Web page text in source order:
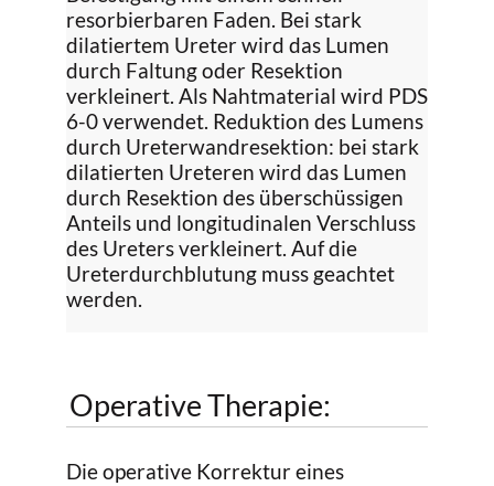
resorbierbaren Faden. Bei stark
dilatiertem Ureter wird das Lumen
durch Faltung oder Resektion
verkleinert. Als Nahtmaterial wird PDS
6-0 verwendet. Reduktion des Lumens
durch Ureterwandresektion: bei stark
dilatierten Ureteren wird das Lumen
durch Resektion des überschüssigen
Anteils und longitudinalen Verschluss
des Ureters verkleinert. Auf die
Ureterdurchblutung muss geachtet
werden.
Operative Therapie:
Die operative Korrektur eines